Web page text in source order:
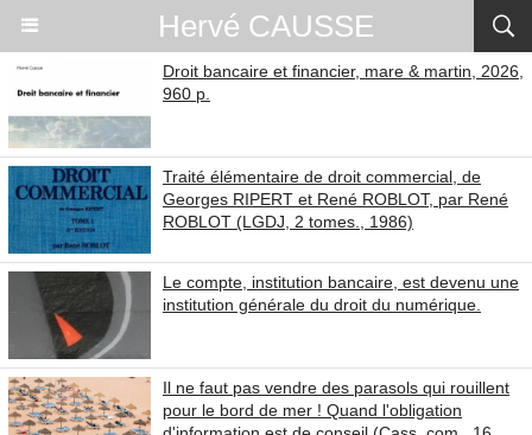
Hervé CAUSSE
Droit bancaire et financier, mare & martin, 2026,
960 p.
Traité élémentaire de droit commercial, de
Georges RIPERT et René ROBLOT, par René
ROBLOT (LGDJ, 2 tomes., 1986)
Le compte, institution bancaire, est devenu une
institution générale du droit du numérique.
Il ne faut pas vendre des parasols qui rouillent
pour le bord de mer ! Quand l'obligation